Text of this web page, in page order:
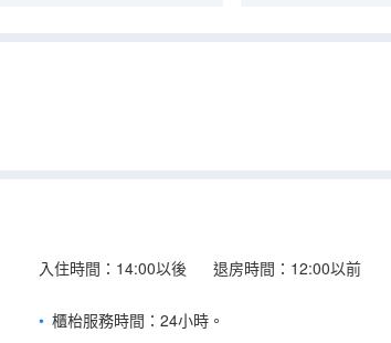
入住時間：14:00以後 退房時間：12:00以前
櫃枱服務時間：24小時。